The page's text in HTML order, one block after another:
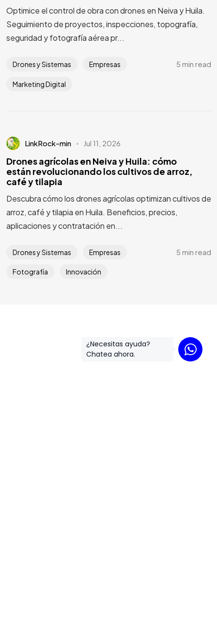
Optimice el control de obra con drones en Neiva y Huila.
Seguimiento de proyectos, inspecciones, topografía,
seguridad y fotografía aérea pr...
Drones y Sistemas Empresas
Marketing Digital
5 min read
LinkRock-min Jul 11, 2026
Drones agrícolas en Neiva y Huila: cómo
están revolucionando los cultivos de arroz,
café y tilapia
Descubra cómo los drones agrícolas optimizan cultivos de
arroz, café y tilapia en Huila. Beneficios, precios,
aplicaciones y contratación en...
Drones y Sistemas Empresas
Fotografía Innovación
5 min read
Versión PDF
Offline
¡Vamos!
©2025 LinkRock, All Rights Reserved.
Power by LinkRock.
¿Necesitas ayuda?
Chatea ahora.